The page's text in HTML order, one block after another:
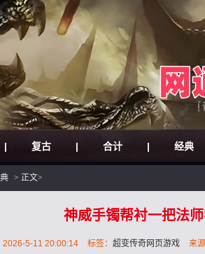
| 复古 | 合计 | 经典
> 正文>
神威手镯帮衬一把法
2026-5-11 20:00:14 标签： 超变传奇网页游戏 来